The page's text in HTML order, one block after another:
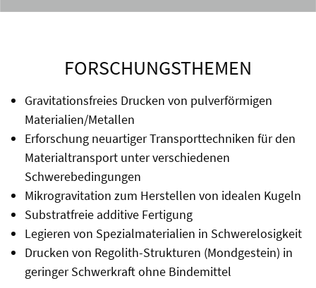
FORSCHUNGSTHEMEN
Gravitationsfreies Drucken von pulverförmigen
Materialien/Metallen
Erforschung neuartiger Transporttechniken für den
Materialtransport unter verschiedenen
Schwerebedingungen
Mikrogravitation zum Herstellen von idealen Kugeln
Substratfreie additive Fertigung
Legieren von Spezialmaterialien in Schwerelosigkeit
Drucken von Regolith-Strukturen (Mondgestein) in
geringer Schwerkraft ohne Bindemittel